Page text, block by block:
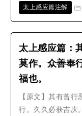
必降之祸。胡不勉
恶行，积满了三年
太上感应篇注解
太上感应篇：
莫作。众善奉
福也。
【原文】其有曾
行。久久必获吉庆